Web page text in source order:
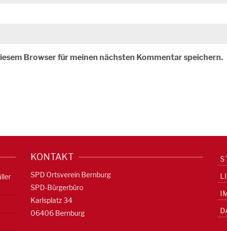
Browser für meinen nächsten Kommentar speichern.
KONTAKT
SPD Ortsverein Bernburg
SPD-Bürgerbüro
Karlsplatz 34
06406 Bernburg